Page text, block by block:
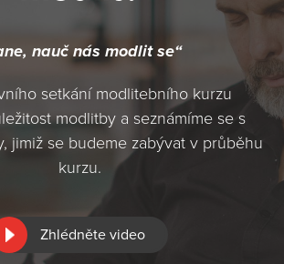
nauč nás modlit se“
setkání modlitebního kurzu
modlitby a seznámíme se s
jimiž se budeme zabývat v průběhu
kurzu.
Zhlédněte video